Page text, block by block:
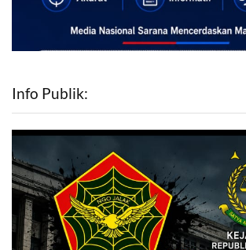
Info Publik: